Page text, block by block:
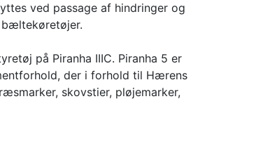
ved passage af hindringer og
på Piranha IIIC. Piranha 5 er
der i forhold til Hærens
skovstier, pløjemarker,